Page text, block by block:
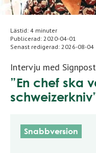
Lästid: 4 minuter
Publicerad: 2020-04-01
Senast redigerad: 2026-08-04
Intervju med
”En chef ska
Snabbversion